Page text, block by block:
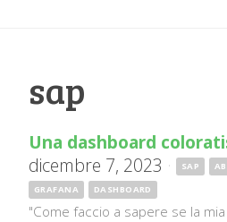
sap
Una dashboard
dicembre 7, 2023 · SAP
GRAFANA
DASHBOARD
"Come faccio a sapere se la